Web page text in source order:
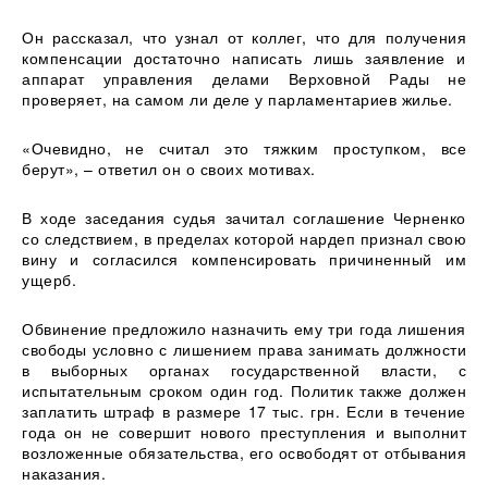
Он рассказал, что узнал от коллег, что для получения
компенсации достаточно написать лишь заявление и
аппарат управления делами Верховной Рады не
проверяет, на самом ли деле у парламентариев жилье.
«Очевидно, не считал это тяжким проступком, все
берут», – ответил он о своих мотивах.
В ходе заседания судья зачитал соглашение Черненко
со следствием, в пределах которой нардеп признал свою
вину и согласился компенсировать причиненный им
ущерб.
Обвинение предложило назначить ему три года лишения
свободы условно с лишением права занимать должности
в выборных органах государственной власти, с
испытательным сроком один год. Политик также должен
заплатить штраф в размере 17 тыс. грн. Если в течение
года он не совершит нового преступления и выполнит
возложенные обязательства, его освободят от отбывания
наказания.